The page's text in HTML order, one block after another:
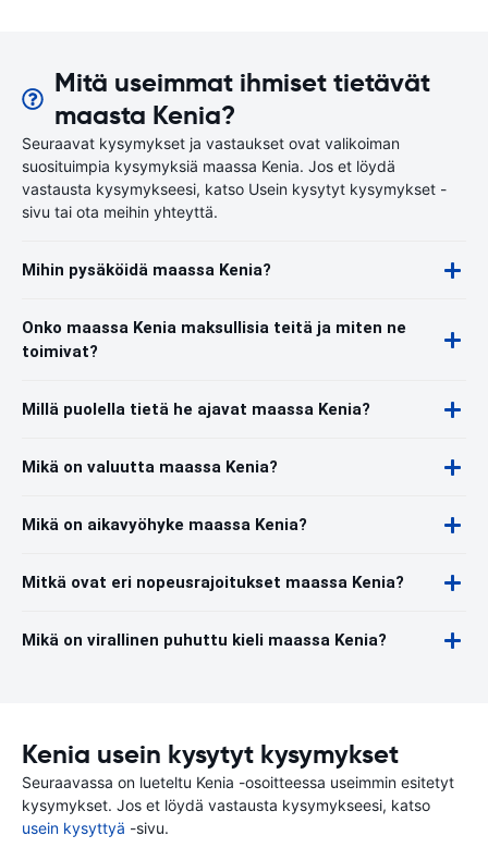
Mitä useimmat ihmiset tietävät
maasta Kenia?
Seuraavat kysymykset ja vastaukset ovat valikoiman
suosituimpia kysymyksiä maassa Kenia. Jos et löydä
vastausta kysymykseesi, katso Usein kysytyt kysymykset -
sivu tai ota meihin yhteyttä.
Mihin pysäköidä maassa Kenia?
Onko maassa Kenia maksullisia teitä ja miten ne
toimivat?
Millä puolella tietä he ajavat maassa Kenia?
Mikä on valuutta maassa Kenia?
Mikä on aikavyöhyke maassa Kenia?
Mitkä ovat eri nopeusrajoitukset maassa Kenia?
Mikä on virallinen puhuttu kieli maassa Kenia?
Kenia usein kysytyt kysymykset
Seuraavassa on lueteltu Kenia -osoitteessa useimmin esitetyt
kysymykset. Jos et löydä vastausta kysymykseesi, katso
usein kysyttyä -sivu.